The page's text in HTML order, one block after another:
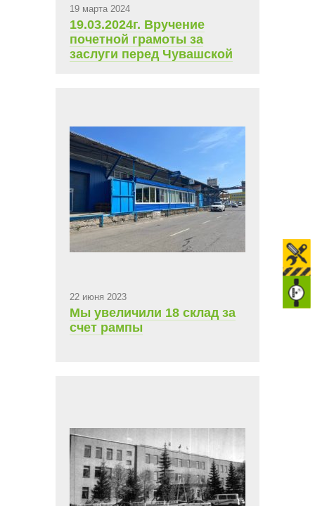
19 марта 2024
19.03.2024г. Вручение
почетной грамоты за
заслуги перед Чувашской
Алексеевича Николаева
22 июня 2023
Мы увеличили 18 склад за
счет рампы